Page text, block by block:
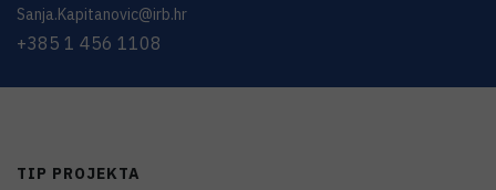
Sanja.Kapitanovic@irb.hr
+385 1 456 1108
TIP PROJEKTA